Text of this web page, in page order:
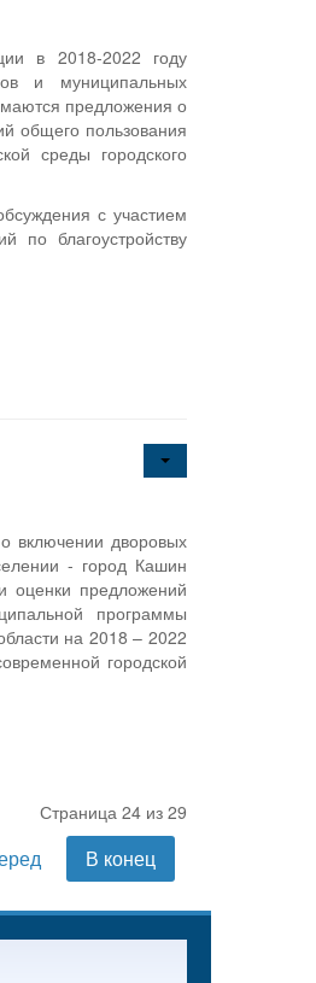
в 2018-2022 году
и муниципальных
предложения о
общего пользования
среды городского
с участием
по благоустройству
включении дворовых
- город Кашин
оценки предложений
программы
на 2018 – 2022
городской
Страница 24 из 29
В конец